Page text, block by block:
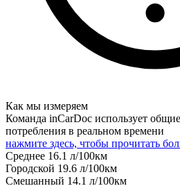
Как мы измеряем
Команда inCarDoc использует
потребления в реальном времени
нажмите здесь, чтобы прочитать
Среднее 16.1 л/100км
Городской 19.6 л/100км
Смешанный 14.1 л/100км